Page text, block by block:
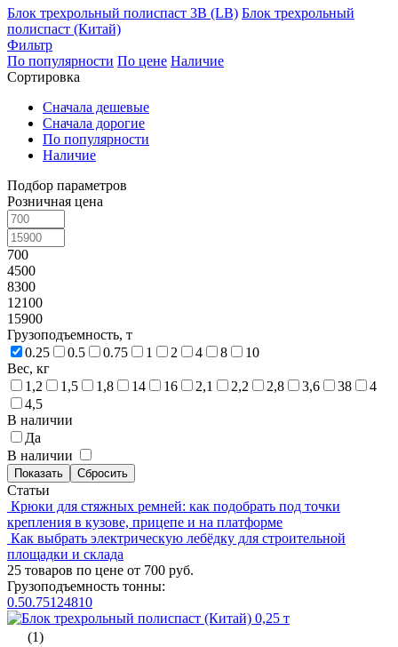
Блок трехрольный полиспаст 3B (LB) Блок трехрольный
полиспаст (Китай)
Фильтр
По популярности По цене Наличие
Сортировка
Сначала дешевые
Сначала дорогие
По популярности
Наличие
Подбор параметров
Розничная цена
700
4500
8300
12100
15900
Грузоподъемность, т
0.25
0.5 0.75 1 2 4 8
10
Вес, кг
1,2
1,5 1,8 14 16 2,1 2,2 2,8 3,6 38
4
4,5
В наличии
Да
В наличии
Статьи
Крюки для стяжных ремней: как подобрать под точки
крепления в кузове, прицепе и на платформе
Как выбрать электрическую лебёдку для строительной
площадки и склада
25 товаров по цене от 700 руб.
Грузоподъемность тонны:
0.50.751 24810
(1)